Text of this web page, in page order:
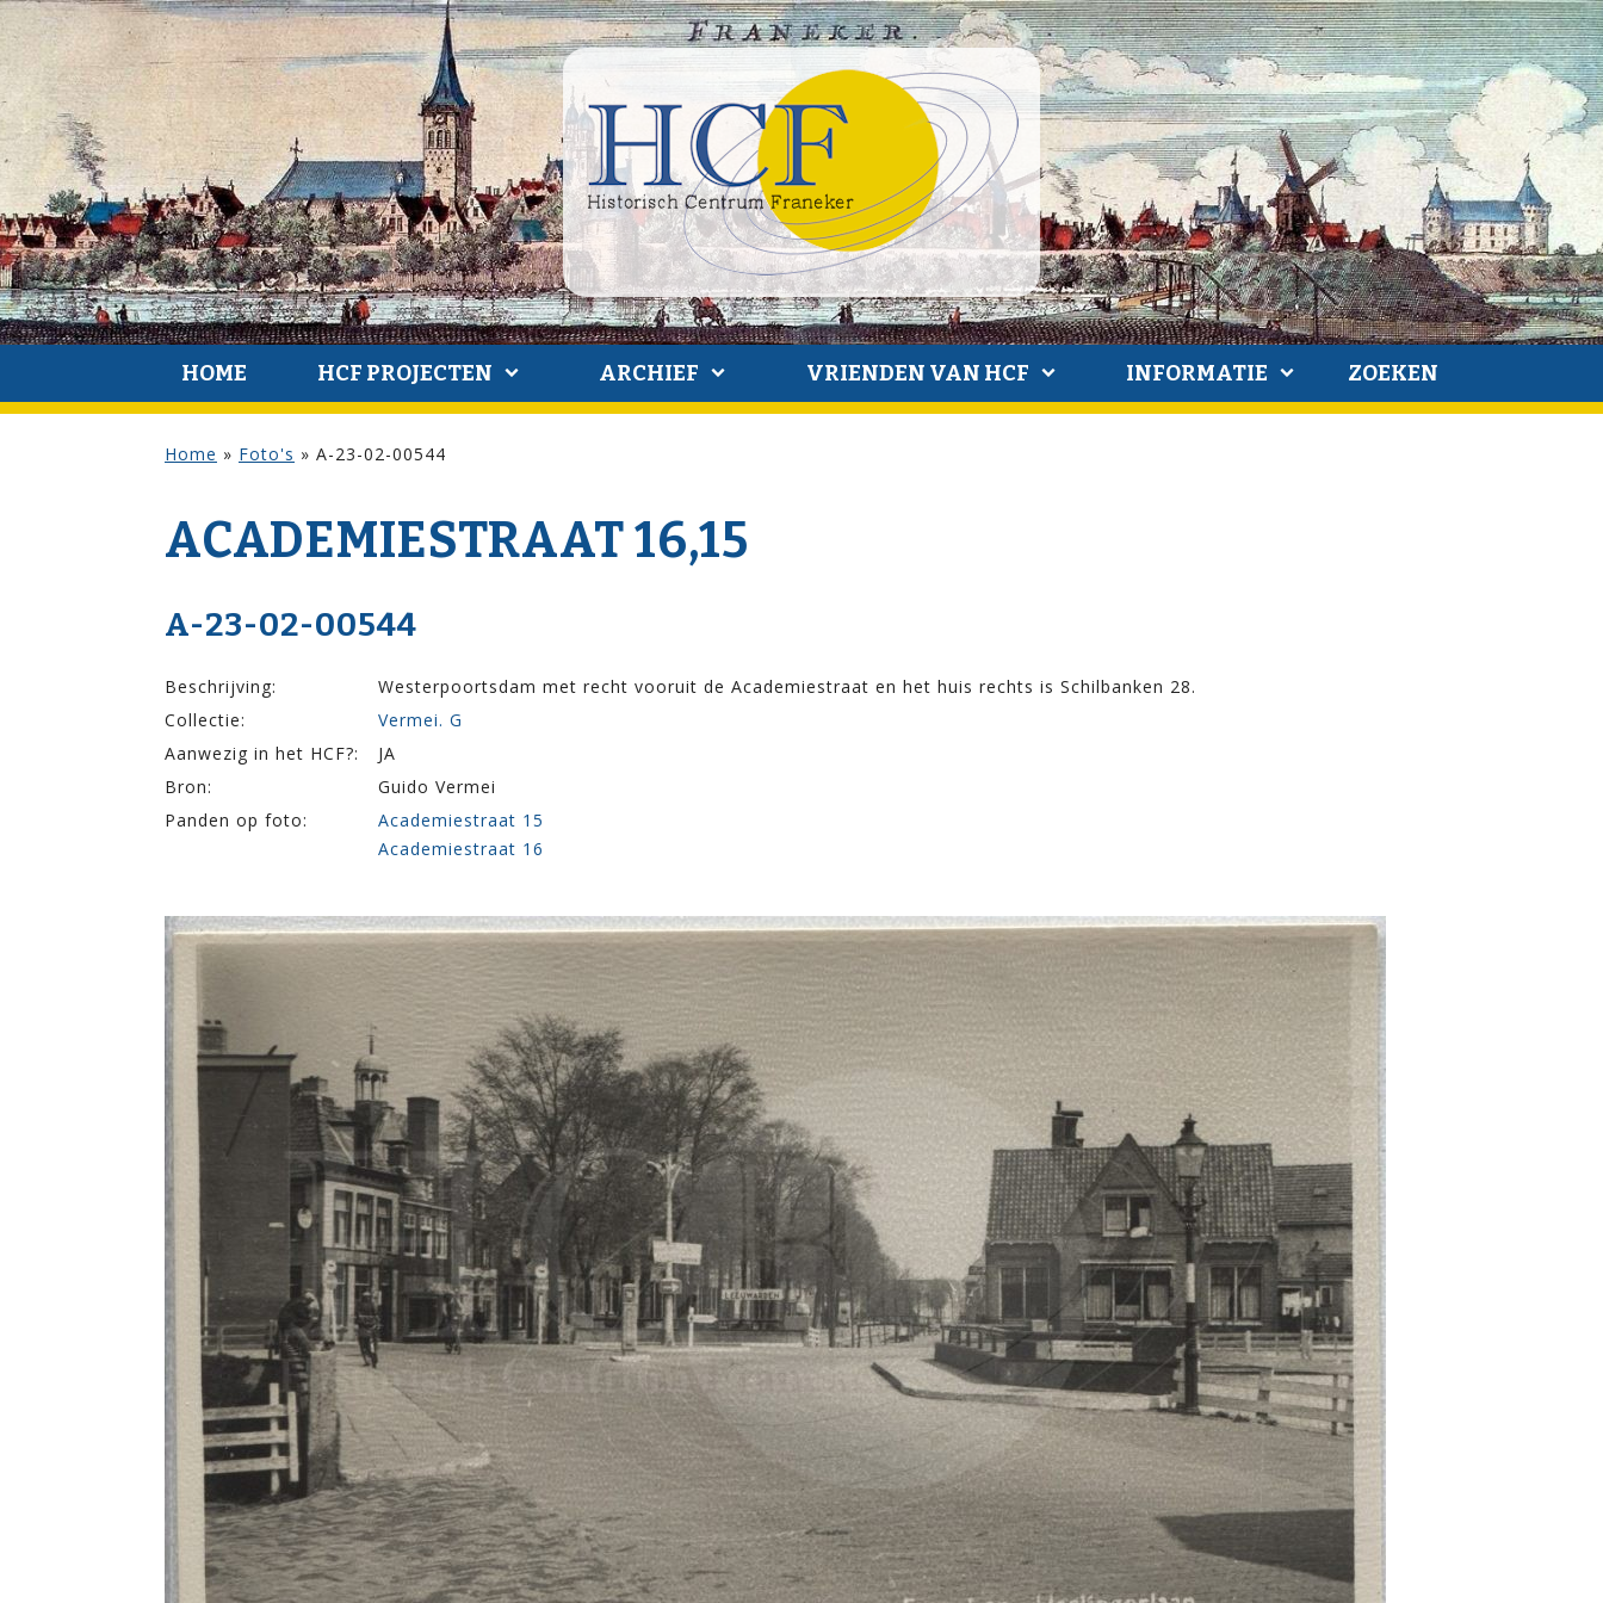
HOME HCF PROJECTEN ARCHIEF VRIENDEN VAN HCF INFORMATIE ZOEKEN
Home » Foto's » A-23-02-00544
ACADEMIE­STRAAT 16,15
A-23-02-00544
Beschrijving:
Westerpoortsdam met recht vooruit de Academiestraat en het huis rechts is Schilbanken 28.
Collectie:
Vermei. G
Aanwezig in het HCF?:
JA
Bron:
Guido Vermei
Panden op foto:
Academiestraat 15
Academiestraat 16